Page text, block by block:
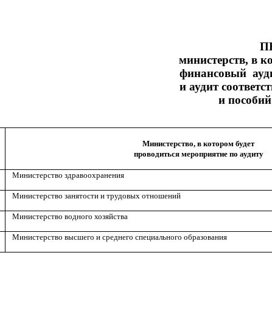
министерств, в
финансовый
и аудит
и
Министерство, в котором будет
проводиться мероприятие по аудиту
Министерство здравоохранения
Министерство занятости и трудовых отношений
Министерство водного хозяйства
Министерство высшего и среднего специального образования